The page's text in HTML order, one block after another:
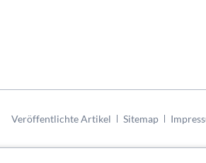
Navigation
Veröffentlichte Artikel Sitemap